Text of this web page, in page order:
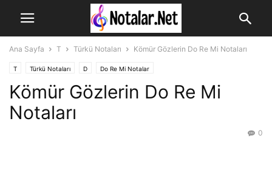
Ana Sayfa T Türkü Notaları Kömür Gözlerin Do Re Mi Notaları
T Türkü Notaları D Do Re Mi Notalar
Kömür Gözlerin Do Re Mi
Notaları
0